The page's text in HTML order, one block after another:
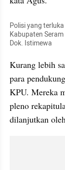
Polisi yang
Kabupaten
Dok. Istimewa
Kurang lebih
para
KPU. Mereka
pleno
dilanjutkan